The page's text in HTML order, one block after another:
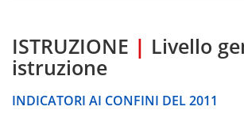
ISTRUZIONE | Livello
istruzione
INDICATORI AI CONFINI DEL 2011